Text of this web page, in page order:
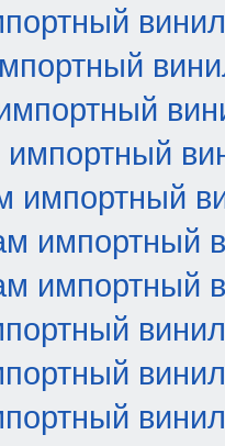
винил
импортный
импортный
импортный
винил
винил
винил